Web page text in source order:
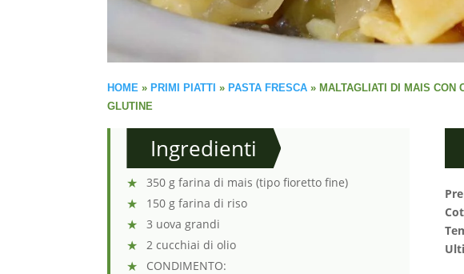
HOME » PRIMI PIATTI » PASTA FRESCA » MALTAGLIATI DI MAIS CON
GLUTINE
Ingredienti
350 g farina di mais (tipo fioretto fine)
150 g farina di riso
3 uova grandi
2 cucchiai di olio
CONDIMENTO: